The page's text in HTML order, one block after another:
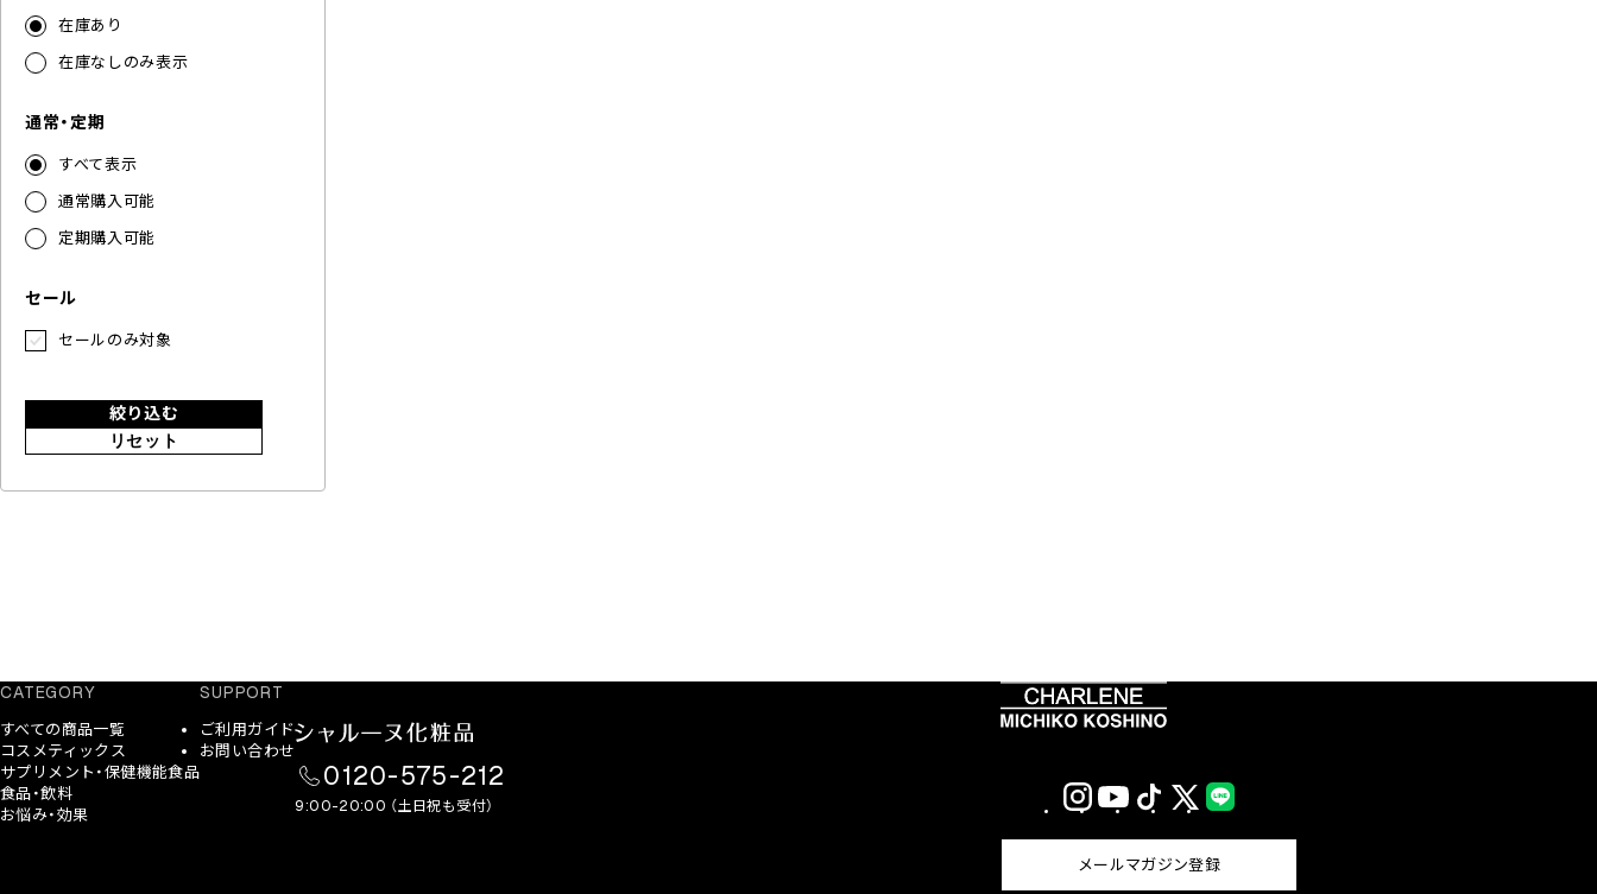
在庫あり
在庫なしのみ表示
通常・定期
すべて表示
通常購入可能
定期購入可能
セール
セールのみ対象
絞り込む
リセット
CATEGORY
すべての商品一覧
コスメティックス
サプリメント・保健機能食品
食品・飲料
お悩み・効果
SUPPORT
ご利用ガイド
お問い合わせ
0120-575-212
9:00-20:00 （土日祝も受付）
InstagramYouTubeTikTok X
(Twitter)
メールマガジン登録